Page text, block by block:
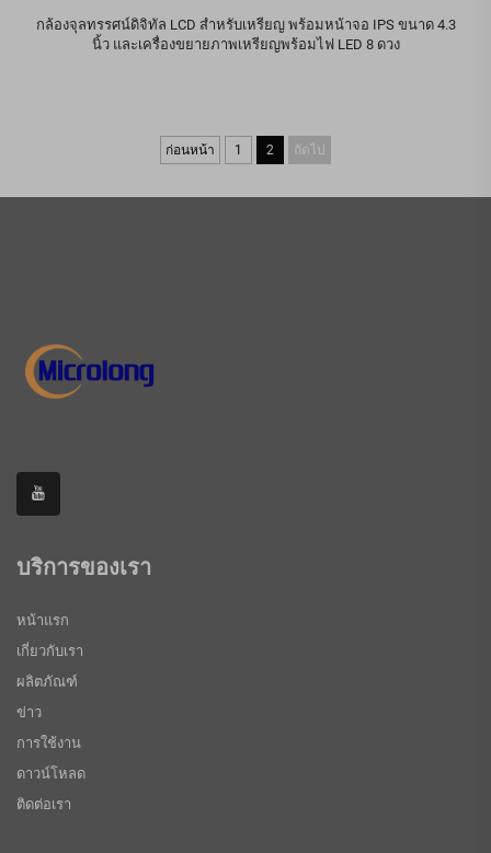
กล้องจุลทรรศน์ดิจิทัล LCD สำหรับเหรียญ พร้อมหน้าจอ IPS ขนาด 4.3
นิ้ว และเครื่องขยายภาพเหรียญพร้อมไฟ LED 8 ดวง
ก่อนหน้า 1 2 ถัดไป
บริการของเรา
หน้าแรก
เกี่ยวกับเรา
ผลิตภัณฑ์
ข่าว
การใช้งาน
ดาวน์โหลด
ติดต่อเรา